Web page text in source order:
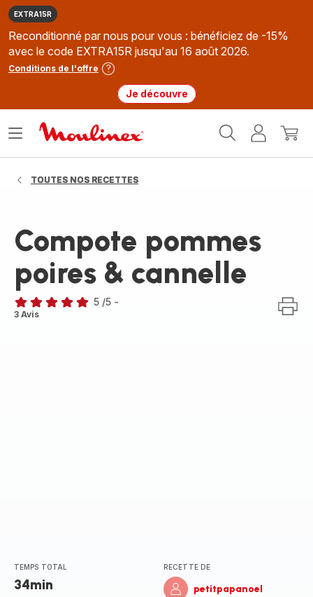
EXTRA15R
Reconditionné par nous pour vous : bénéficiez de -15%
avec le code EXTRA15R jusqu'au 16 août 2026.
Conditions de l'offre
Je découvre
MonMon
Ouvrir
TOUTES NOS RECETTES
Compote pommes
poires & cannelle
Avis
5 /5 -
3 Avis
TEMPS TOTAL
34min
RECETTE DE
petitpapanoel